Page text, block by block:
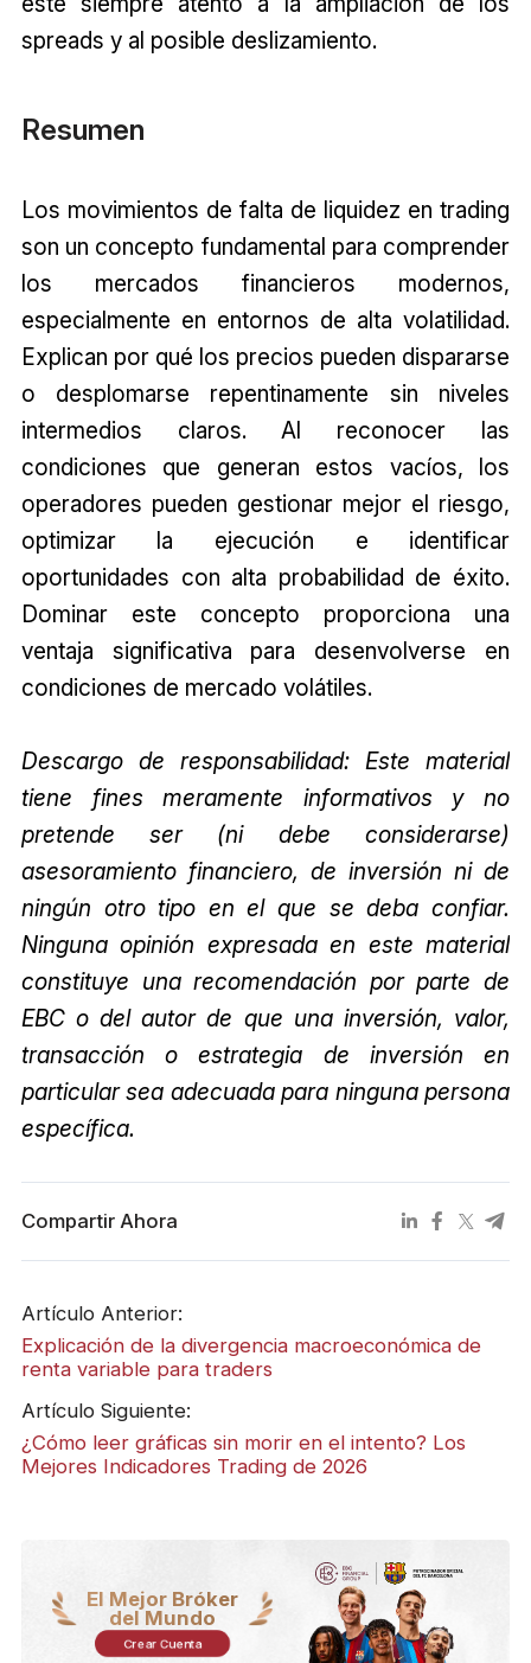
spreads y al posible deslizamiento.
Resumen
Los movimientos de falta de liquidez en trading
son un concepto fundamental para comprender
los mercados financieros modernos,
especialmente en entornos de alta volatilidad.
Explican por qué los precios pueden dispararse
o desplomarse repentinamente sin niveles
intermedios claros. Al reconocer las
condiciones que generan estos vacíos, los
operadores pueden gestionar mejor el riesgo,
optimizar la ejecución e identificar
oportunidades con alta probabilidad de éxito.
Dominar este concepto proporciona una
ventaja significativa para desenvolverse en
condiciones de mercado volátiles.
Descargo de responsabilidad: Este material
tiene fines meramente informativos y no
pretende ser (ni debe considerarse)
asesoramiento financiero, de inversión ni de
ningún otro tipo en el que se deba confiar.
Ninguna opinión expresada en este material
constituye una recomendación por parte de
EBC o del autor de que una inversión, valor,
transacción o estrategia de inversión en
particular sea adecuada para ninguna persona
específica.
Compartir Ahora
Artículo Anterior:
Explicación de la divergencia macroeconómica de
renta variable para traders
Artículo Siguiente:
¿Cómo leer gráficas sin morir en el intento? Los
Mejores Indicadores Trading de 2026
El Mejor Bróker
del Mundo
Crear Cuenta